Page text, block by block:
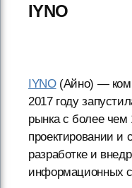
IYNO
IYNO(Айно) —
2017 году
рынка с более
проектировании и
разработке и
информационных